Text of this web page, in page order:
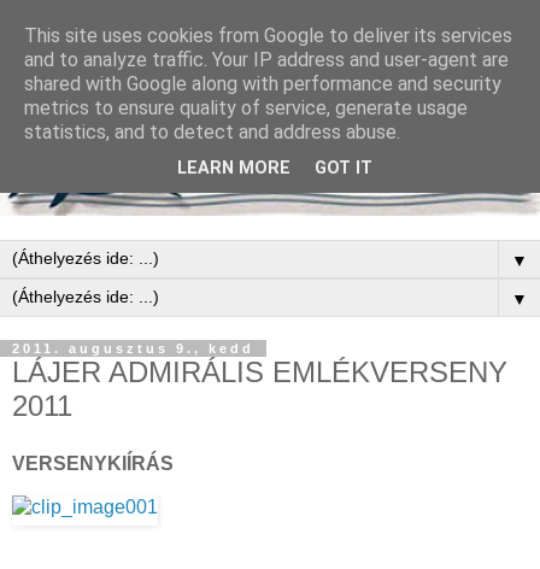
▼
▼
2011. augusztus 9., kedd
LÁJER ADMIRÁLIS EMLÉKVERSENY
2011
VERSENYKIÍRÁS
This site uses cookies from Google to deliver its services
and to analyze traffic. Your IP address and user-agent are
shared with Google along with performance and security
metrics to ensure quality of service, generate usage
statistics, and to detect and address abuse.
LEARN MORE GOT IT